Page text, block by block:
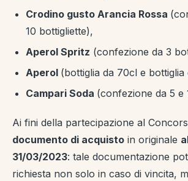
Crodino gusto Arancia Rossa
10 bottigliette),
Aperol Spritz (confezione da 3
Aperol (bottiglia da 70cl e bottiglia
Campari Soda (confezione da 5 e
Ai fini della partecipazione al
documento di acquisto in originale
31/03/2023: tale documentazione
richiesta non solo in caso di vincita,